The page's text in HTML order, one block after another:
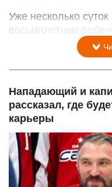
Уже несколько
восьмилетним
Нападающий и
рассказал, где
карьеры